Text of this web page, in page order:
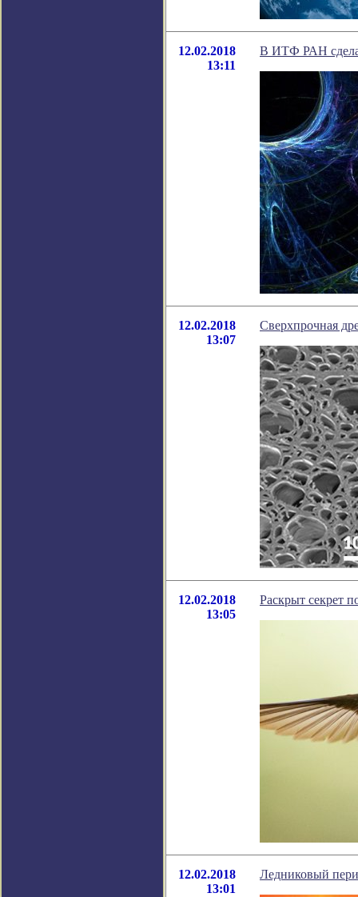
12.02.2018
13:11
В ИТФ РАН
12.02.2018
13:07
Сверхпрочная
12.02.2018
13:05
Раскрыт секрет
12.02.2018
13:01
Ледниковый